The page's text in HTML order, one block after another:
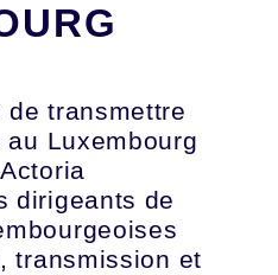
de transmettre
Luxembourg
dirigeants de
transmission et